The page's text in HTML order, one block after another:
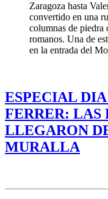
Zaragoza hasta
convertido en una
columnas de
romanos. Una de
en la entrada del
ESPECIAL
FERRER: LAS
LLEGARON
MURALLA